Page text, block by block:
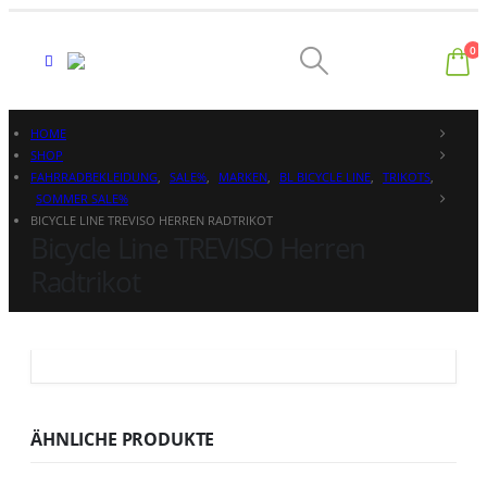
0
HOME
SHOP
FAHRRADBEKLEIDUNG, SALE%, MARKEN, BL BICYCLE LINE, TRIKOTS,
SOMMER SALE%
BICYCLE LINE TREVISO HERREN RADTRIKOT
ÄHNLICHE PRODUKTE